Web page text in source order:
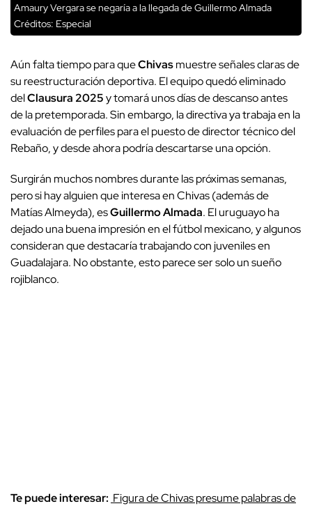
Amaury Vergara se negaría a la llegada de Guillermo Almada
Créditos: Especial
Aún falta tiempo para queChivasmuestre señales claras de
su reestructuración deportiva. El equipo quedó eliminado
delClausura 2025y tomará unos días de descanso antes
de la pretemporada. Sin embargo, la directiva ya trabaja en la
evaluación de perfiles para el puesto de director técnico del
Rebaño, y desde ahora podría descartarse una opción.
Surgirán muchos nombres durante las próximas semanas,
pero si hay alguien que interesa en Chivas (además de
Matías Almeyda), esGuillermo Almada. El uruguayo ha
dejado una buena impresión en el fútbol mexicano, y algunos
consideran que destacaría trabajando con juveniles en
Guadalajara. No obstante, esto parece ser solo un sueño
rojiblanco.
Te puede interesar: Figura de Chivas presume palabras de